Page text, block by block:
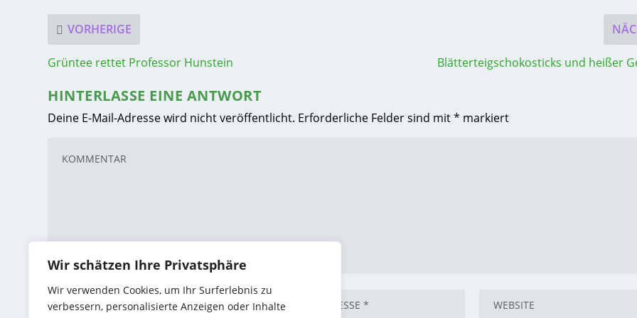
Wir schätzen Ihre Privatsphäre
Wir verwenden Cookies, um Ihr Surferlebnis zu
verbessern, personalisierte Anzeigen oder Inhalte
VORHERIGE
Grüntee rettet Professor Hunstein Blätterteigschokosticks und heißer
HINTERLASSE EINE ANTWORT
Deine E-Mail-Adresse wird nicht veröffentlicht. Erforderliche Felder sind mit* markiert